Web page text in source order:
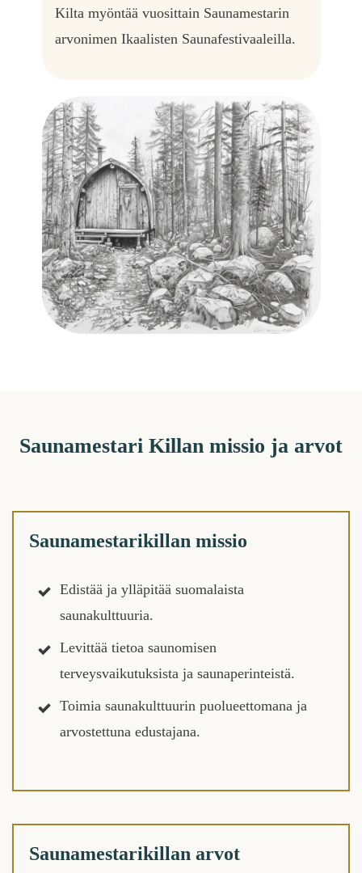
Kilta myöntää vuosittain Saunamestarin
arvonimen Ikaalisten Saunafestivaaleilla.
Saunamestari Killan missio ja arvot
Saunamestarikillan missio
Edistää ja ylläpitää suomalaista
saunakulttuuria.
Levittää tietoa saunomisen
terveysvaikutuksista ja saunaperinteistä.
Toimia saunakulttuurin puolueettomana ja
arvostettuna edustajana.
Saunamestarikillan arvot